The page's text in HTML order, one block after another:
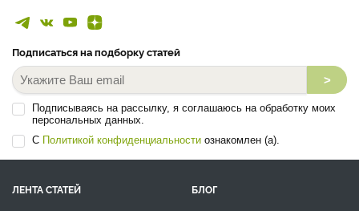
Подписаться на подборку статей
>
Подписываясь на рассылку, я соглашаюсь на обработку моих
персональных данных.
С Политикой конфиденциальности ознакомлен (а).
ЛЕНТА СТАТЕЙ
БЛОГ